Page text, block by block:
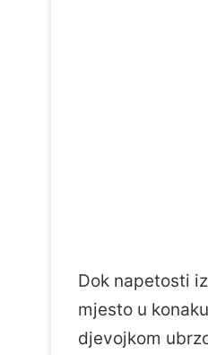
Dok napetosti
mjesto u
djevojkom